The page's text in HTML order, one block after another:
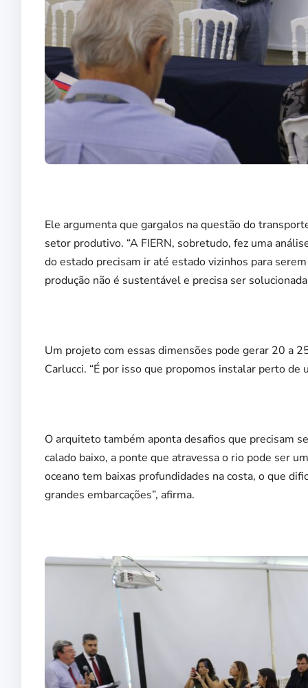
Ele argumenta que gargalos na questão do
setor produtivo. “A FIERN, sobretudo, fez uma
do estado precisam ir até estado vizinhos para
produção não é sustentável e precisa ser
Um projeto com essas dimensões pode gerar 20 a
Carlucci. “É por isso que propomos instalar perto de
O arquiteto também aponta desafios que precisam
calado baixo, a ponte que atravessa o rio pode ser
oceano tem baixas profundidades na costa, o que
grandes embarcações”, afirma.